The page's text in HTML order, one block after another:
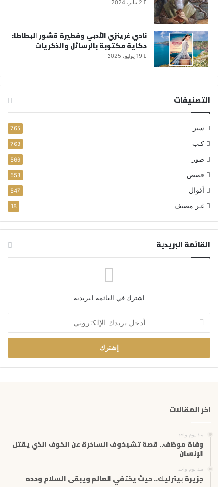
2 يناير، 2024
نادي غرينزي الأدبي وفطيرة قشور البطاطا:
حكاية مكتوبة بالرسائل والذكريات
19 يوليو، 2025
التصنيفات
سير 765
كتب 763
صور 566
قصص 553
أقوال 547
غير مصنف 18
القائمة البريدية
اشترك في القائمة البريدية
خ
ب
ر
ر
اخر المقالات
منذ يوم واحد
وفاة موظف.. قصة تشيخوف الساخرة عن الخوف الذي يقتل
الإنسان
منذ يوم واحد
جزيرة بيترليك.. حيث يختفي العالم ويبقى السلام وحده